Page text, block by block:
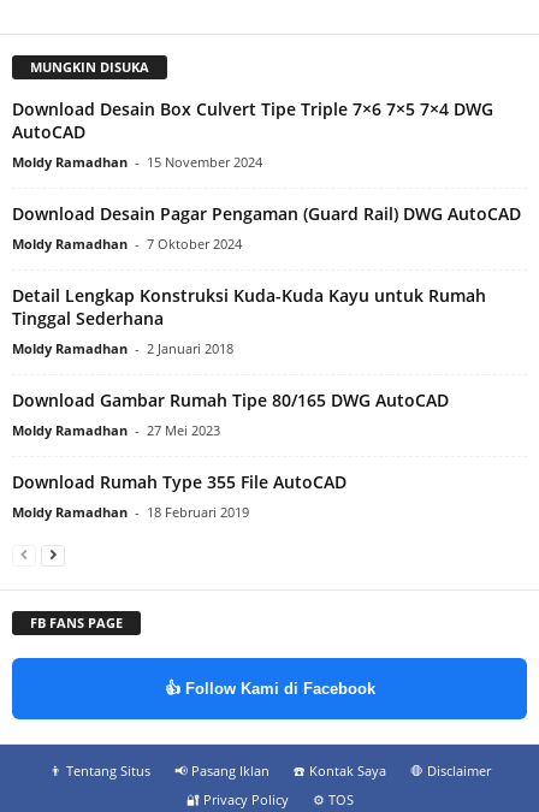
MUNGKIN DISUKA
Download Desain Box Culvert Tipe Triple 7×6 7×5 7×4 DWG
AutoCAD
Moldy Ramadhan - 15 November 2024
Download Desain Pagar Pengaman (Guard Rail) DWG AutoCAD
Moldy Ramadhan - 7 Oktober 2024
Detail Lengkap Konstruksi Kuda-Kuda Kayu untuk Rumah
Tinggal Sederhana
Moldy Ramadhan - 2 Januari 2018
Download Gambar Rumah Tipe 80/165 DWG AutoCAD
Moldy Ramadhan - 27 Mei 2023
Download Rumah Type 355 File AutoCAD
Moldy Ramadhan - 18 Februari 2019
FB FANS PAGE
👍 Follow Kami di Facebook
👨‍ Tentang Situs 📢 Pasang Iklan ☎️ Kontak Saya
🛑 Disclaimer
🔐 Privacy Policy
⚙️ TOS